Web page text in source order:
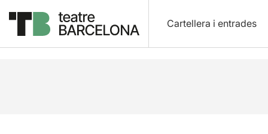
Cartellera i entrades